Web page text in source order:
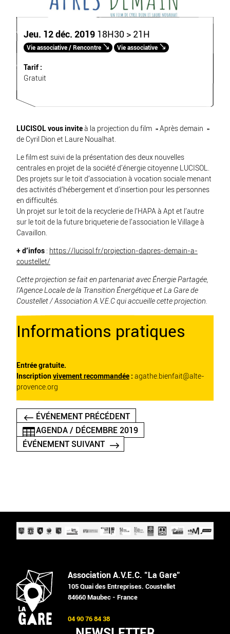
Jeu. 12 déc. 2019 18H30 > 21H
Vie associative / Rencontre Vie associative
Tarif :
Gratuit
LUCISOLvous inviteà la projection du film » Après demain »
de Cyril Dion et Laure Noualhat.
Le film est suivi de la présentation des deux nouvelles
centrales en projet de la société d’énergie citoyenne LUCISOL.
Des projets sur le toit d’association à vocation sociale menant
des activités d’hébergement et d’insertion pour les personnes
en difficultés.
Un projet sur le toit de la recyclerie de l’HAPAà Apt et l’autre
sur le toit de la future briqueterie de l’association le Villageà
Cavaillon.
+ d’infos : https://lucisol.fr/projection-dapres-demain-a-
coustellet/
Cette projection se fait en partenariat avecÉnergie Partagée,
l’Agence Locale de la Transition ÉnergétiqueetLa Gare de
Coustellet / Association A.V.E.Cqui accueille cette projection.
Informations pratiques
Entrée gratuite.
Inscriptionvivement recommandée : agathe.bienfait@alte-
provence.org
ÉVÉNEMENT PRÉCÉDENT
AGENDA / DÉCEMBRE 2019
ÉVÉNEMENT SUIVANT
Association A.V.E.C. "La Gare"
105 Quai des Entreprises. Coustellet
84660 Maubec - France
04 90 76 84 38